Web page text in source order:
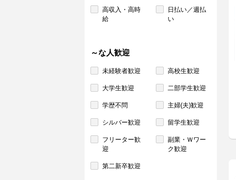
高収入・高時
給
日払い／週払
い
～な人歓迎
未経験者歓迎 高校生歓迎
大学生歓迎 二部学生歓迎
学歴不問 主婦(夫)歓迎
シルバー歓迎 留学生歓迎
フリーター歓
迎
副業・Ｗワー
ク歓迎
第二新卒歓迎